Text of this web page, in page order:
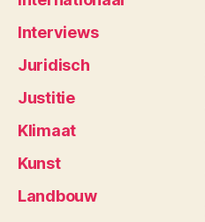
Interviews
Juridisch
Justitie
Klimaat
Kunst
Landbouw